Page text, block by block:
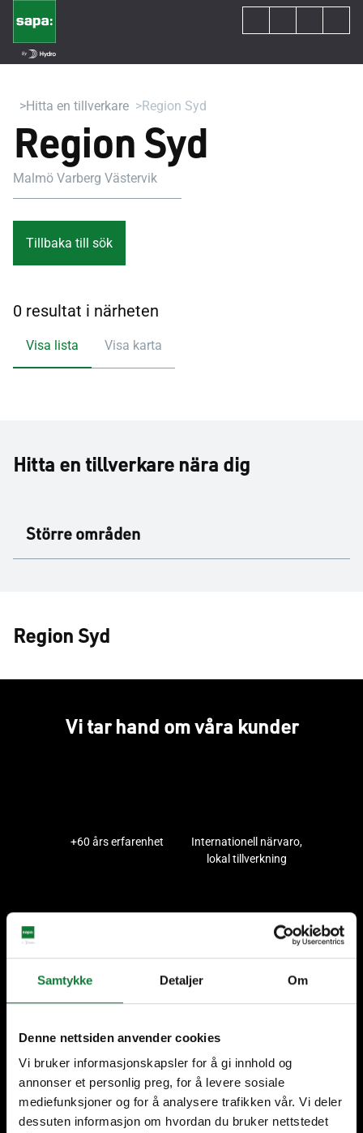
Samtykke Detaljer Om
Denne nettsiden anvender cookies
Vi bruker informasjonskapsler for å gi innhold og
annonser et personlig preg, for å levere sosiale
mediefunksjoner og for å analysere trafikken vår. Vi deler
dessuten informasjon om hvordan du bruker nettstedet
Hitta en tillverkare Region Syd
Region Syd
Malmö Varberg Västervik
Tillbaka till sök
0 resultat i närheten
Visa lista Visa karta
Hitta en tillverkare nära dig
Större områden
Region Syd
Vi tar hand om våra kunder
+60 års erfarenhet
Internationell närvaro,
lokal tillverkning
Support hela vägen
Våra lösningar
Dörrar & Glaspartier
Fönster & Fönsterdörrar